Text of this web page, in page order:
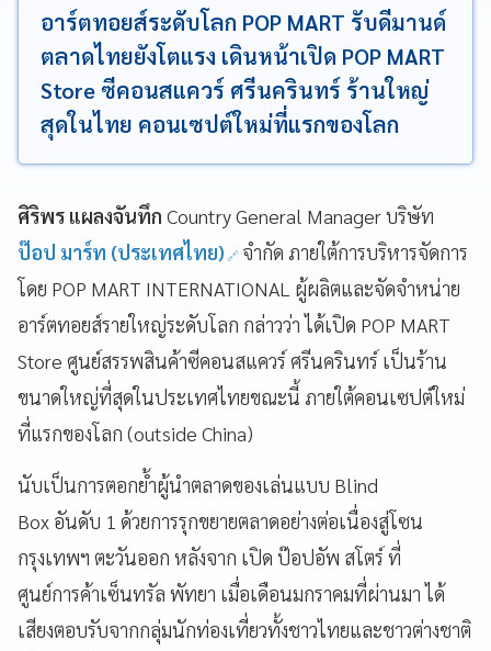
อาร์ตทอยส์ระดับโลก POP MART รับดีมานด์
ตลาดไทยยังโตแรง เดินหน้าเปิด POP MART
Store ซีคอนสแควร์ ศรีนครินทร์ ร้านใหญ่
สุดในไทย คอนเซปต์ใหม่ที่แรกของโลก
ศิริพร แผลงจันทึก Country General Manager บริษัท
ป๊อป มาร์ท (ประเทศไทย) จำกัด ภายใต้การบริหารจัดการ
โดย POP MART INTERNATIONAL ผู้ผลิตและจัดจำหน่าย
อาร์ตทอยส์รายใหญ่ระดับโลก กล่าวว่า ได้เปิด POP MART
Store ศูนย์สรรพสินค้าซีคอนสแควร์ ศรีนครินทร์ เป็นร้าน
ขนาดใหญ่ที่สุดในประเทศไทยขณะนี้ ภายใต้คอนเซปต์ใหม่
ที่แรกของโลก (outside China)
นับเป็นการตอกย้ำผู้นำตลาดของเล่นแบบ Blind
Box อันดับ 1 ด้วยการรุกขยายตลาดอย่างต่อเนื่องสู่โซน
กรุงเทพฯ ตะวันออก หลังจาก เปิด ป๊อปอัพ สโตร์ ที่
ศูนย์การค้าเซ็นทรัล พัทยา เมื่อเดือนมกราคมที่ผ่านมา ได้
เสียงตอบรับจากกลุ่มนักท่องเที่ยวทั้งชาวไทยและชาวต่างชาติ